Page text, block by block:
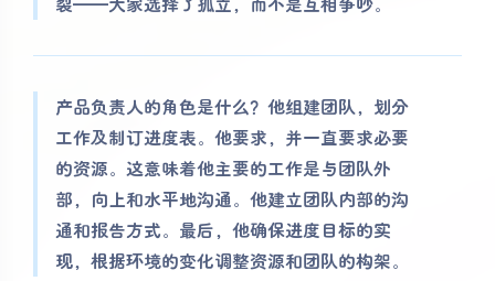
产品负责人的角色是什么？他组建团队，划分
工作及制订进度表。他要求，并一直要求必要
的资源。这意味着他主要的工作是与团队外
部，向上和水平地沟通。他建立团队内部的沟
通和报告方式。最后，他确保进度目标的实
现，根据环境的变化调整资源和团队的构架。